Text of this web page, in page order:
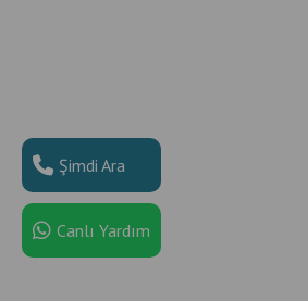
Şimdi Ara
Canlı Yardım